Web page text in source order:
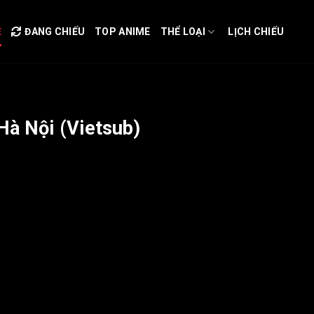
ĐANG CHIẾU TOP ANIME THỂ LOẠI LỊCH CHIẾU
Nội (Vietsub)